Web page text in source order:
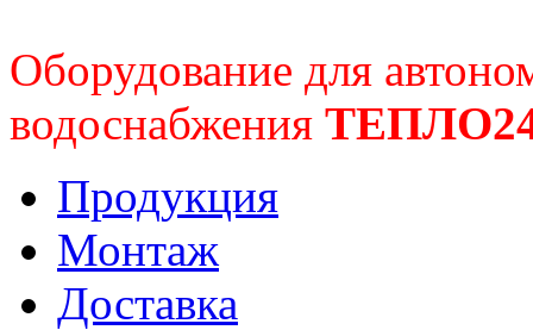
Оборудование для
водоснабжения
Продукция
Монтаж
Доставка